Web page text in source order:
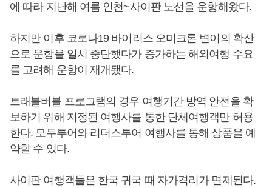
에 따라 지난해 여름 인천~사이판 노선을 운항해왔다.
하지만 이후 코로나19 바이러스 오미크론 변이의 확산
으로 운항을 일시 중단했다가 증가하는 해외여행 수요
를 고려해 운항이 재개됐다.
트래블버블 프로그램의 경우 여행기간 방역 안전을 확
보하기 위해 지정된 여행사를 통한 단체여행객만 허용
한다. 모두투어와 리더스투어 여행사를 통해 상품을 예
약할 수 있다.
사이판 여행객들은 한국 귀국 때 자가격리가 면제된다.